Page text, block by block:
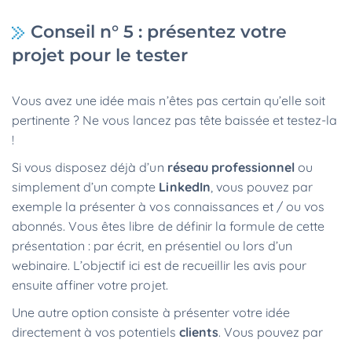
Conseil n° 5 : présentez votre
projet pour le tester
Vous avez une idée mais n’êtes pas certain qu’elle soit
pertinente ? Ne vous lancez pas tête baissée et testez-la
!
Si vous disposez déjà d’un réseau professionnel ou
simplement d’un compte LinkedIn, vous pouvez par
exemple la présenter à vos connaissances et / ou vos
abonnés. Vous êtes libre de définir la formule de cette
présentation : par écrit, en présentiel ou lors d’un
webinaire. L’objectif ici est de recueillir les avis pour
ensuite affiner votre projet.
Une autre option consiste à présenter votre idée
directement à vos potentiels clients. Vous pouvez par